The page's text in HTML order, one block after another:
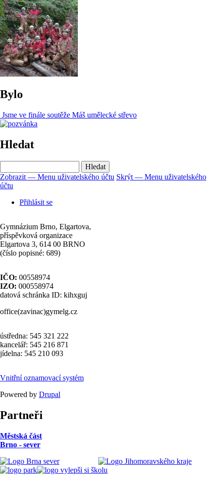
Bylo
Jsme ve finále soutěže Máš umělecké střevo
Hledat
Menu
uživatelského
Zobrazit — Menu uživatelského účtu Skrýt — Menu uživatelského
účtu
Přihlásit se
Gymnázium Brno, Elgartova,
příspěvková organizace
Elgartova 3, 614 00 BRNO
(číslo popisné: 689)
IČO: 00558974
IZO: 000558974
datová schránka ID: kihxguj
office(zavinac)gymelg.cz
ústředna: 545 321 222
kancelář: 545 216 871
jídelna: 545 210 093
Vnitřní oznamovací systém
Powered by Drupal
Partneři
Městská část
Brno - sever